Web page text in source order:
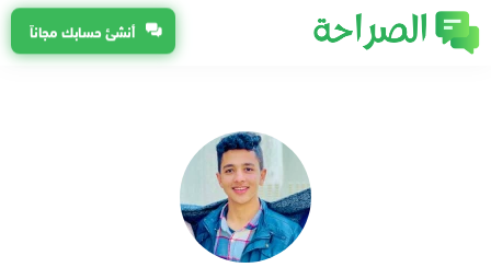
أنشئ حسابك مجاناً